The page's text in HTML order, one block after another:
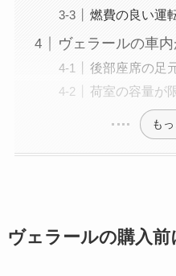
燃費の良い運
ヴェラールの車
後部座席の足
荷室の容量が
も
ヴェラールの購入